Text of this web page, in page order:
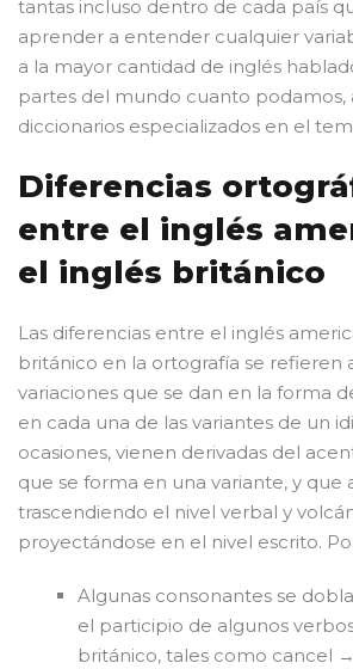
tantas incluso dentro de cada país
aprender a entender cualquier
a la mayor cantidad de inglés
partes del mundo cuanto podamos,
diccionarios especializados en el
Diferencias
entre el inglés
el inglés británico
Las diferencias entre el inglés
británico en la ortografía se refieren
variaciones que se dan en la forma
en cada una de las variantes de un
ocasiones, vienen derivadas del
que se forma en una variante, y que
trascendiendo el nivel verbal y
proyectándose en el nivel escrito.
Algunas consonantes se
el participio de algunos
británico, tales como cancel